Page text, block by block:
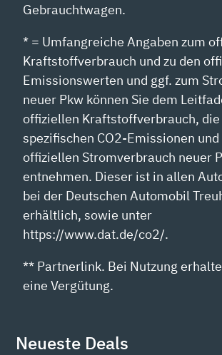
Gebrauchtwagen.
* = Umfangreiche Angaben zum
Kraftstoffverbrauch und zu den
Emissionswerten und ggf. zum
neuer Pkw können Sie dem
offiziellen Kraftstoffverbrauch,
spezifischen CO2-Emissionen und
offiziellen Stromverbrauch neuer
entnehmen. Dieser ist in allen
bei der Deutschen Automobil
erhältlich, sowie unter
https://www.dat.de/co2/.
** Partnerlink. Bei Nutzung
eine Vergütung.
Neueste Deals